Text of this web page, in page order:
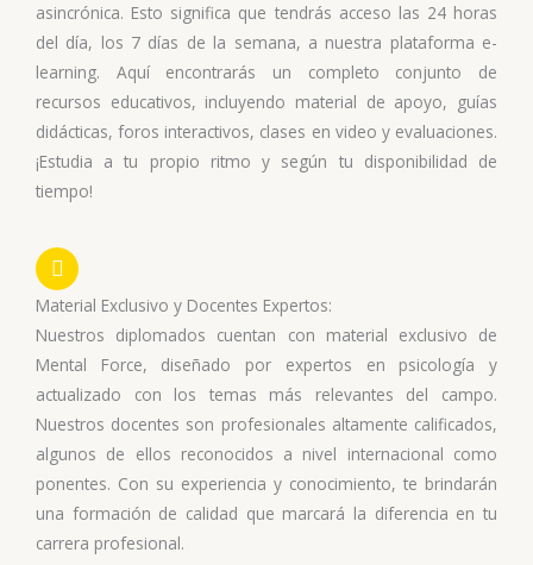
asincrónica. Esto significa que tendrás acceso las 24 horas
del día, los 7 días de la semana, a nuestra plataforma e-
learning. Aquí encontrarás un completo conjunto de
recursos educativos, incluyendo material de apoyo, guías
didácticas, foros interactivos, clases en video y evaluaciones.
¡Estudia a tu propio ritmo y según tu disponibilidad de
tiempo!
Material Exclusivo y Docentes Expertos:
Nuestros diplomados cuentan con material exclusivo de
Mental Force, diseñado por expertos en psicología y
actualizado con los temas más relevantes del campo.
Nuestros docentes son profesionales altamente calificados,
algunos de ellos reconocidos a nivel internacional como
ponentes. Con su experiencia y conocimiento, te brindarán
una formación de calidad que marcará la diferencia en tu
carrera profesional.